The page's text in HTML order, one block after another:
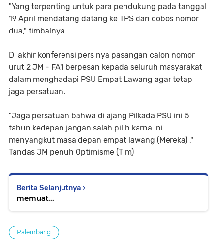
"Yang terpenting untuk para pendukung pada tanggal
19 April mendatang datang ke TPS dan cobos nomor
dua," timbalnya
Di akhir konferensi pers nya pasangan calon nomor
urut 2 JM - FA'I berpesan kepada seluruh masyarakat
dalam menghadapi PSU Empat Lawang agar tetap
jaga persatuan.
"Jaga persatuan bahwa di ajang Pilkada PSU ini 5
tahun kedepan jangan salah pilih karna ini
menyangkut masa depan empat lawang (Mereka) ,"
Tandas JM penuh Optimisme (Tim)
Berita Selanjutnya
memuat...
Palembang